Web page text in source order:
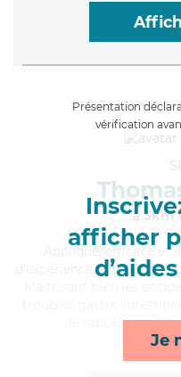
Présentation
vérification
afficher
Je
à 5km
, efficace et
d'expérience et possède
de rappels,